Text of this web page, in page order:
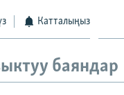
Катталыңыз
баяндар